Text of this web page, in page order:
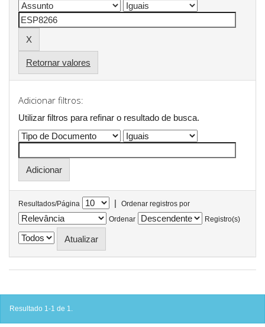
Retornar valores
Adicionar filtros:
Utilizar filtros para refinar o resultado de busca.
Resultados/Página |
Ordenar registros por
Ordenar
Registro(s)
Resultado 1-1 de 1.